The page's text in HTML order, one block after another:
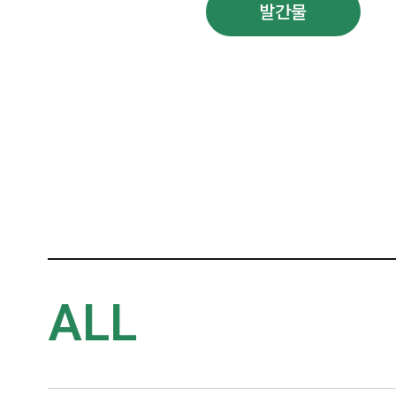
발간물
ALL